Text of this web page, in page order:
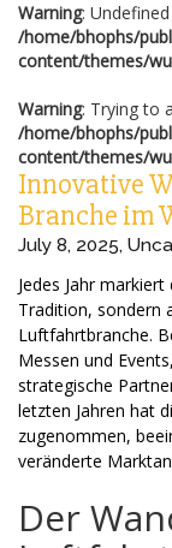
Warning:
/home/bhophs/
content/themes/
Warning: Trying to
/home/bhophs/
content/themes/
Innovative
Branche im
July 8, 2025,
Jedes Jahr
Tradition, sondern
Luftfahrtbranche.
Messen und
strategische
letzten Jahren hat
zugenommen,
veränderte
Der